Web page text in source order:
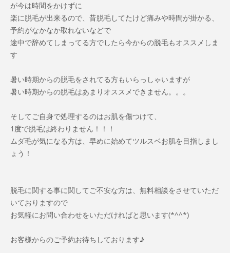
が今は時間をかけずに
楽に脱毛が出来るので、昔脱毛してたけど痛みや時間が掛かる、
予約がなかなか取れないなどで
途中で辞めてしまってる方でしたら今からの脱毛もオススメしま
す
暑い時期からの脱毛をされてる方もいらっしゃいますが
暑い時期からの脱毛はあまりオススメできません。。。
そしてご自身で処理するのはお肌を傷つけて、
1度で脱毛は終わりません！！！
ムダ毛が気になる方は、早めに始めてツルスベお肌を目指しまし
ょう！
脱毛に関する事に関してご不安な方は、無料相談をさせていただ
いておりますので
お気軽にお問い合わせをいただければと思います(*^^*)
お客様からのご予約お待ちしております♪